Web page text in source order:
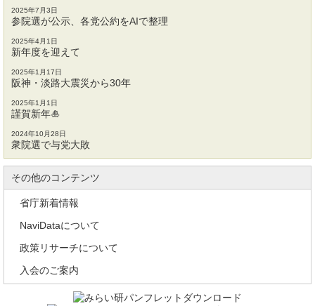
2025年7月3日
参院選が公示、各党公約をAIで整理
2025年4月1日
新年度を迎えて
2025年1月17日
阪神・淡路大震災から30年
2025年1月1日
謹賀新年🎍
2024年10月28日
衆院選で与党大敗
その他のコンテンツ
省庁新着情報
NaviDataについて
政策リサーチについて
入会のご案内